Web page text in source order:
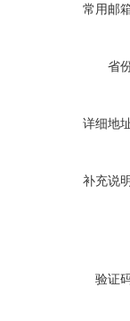
常用邮
省
详细地
补充说
验证